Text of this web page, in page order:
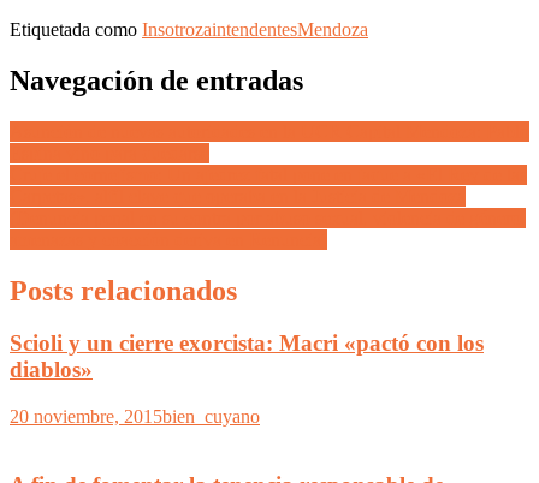
Etiquetada como InsotrozaintendentesMendoza
Navegación de entradas
Posts relacionados
Scioli y un cierre exorcista: Macri «pactó con los
diablos»
20 noviembre, 2015bien_cuyano